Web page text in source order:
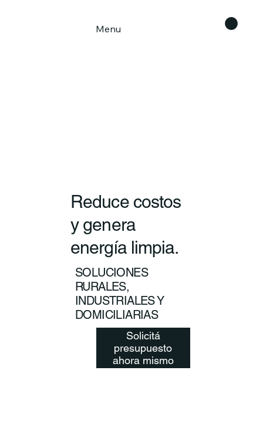
Menu
Reduce costos
y genera
energía limpia.
SOLUCIONES
RURALES,
INDUSTRIALES Y
DOMICILIARIAS
Solicitá
presupuesto
ahora mismo